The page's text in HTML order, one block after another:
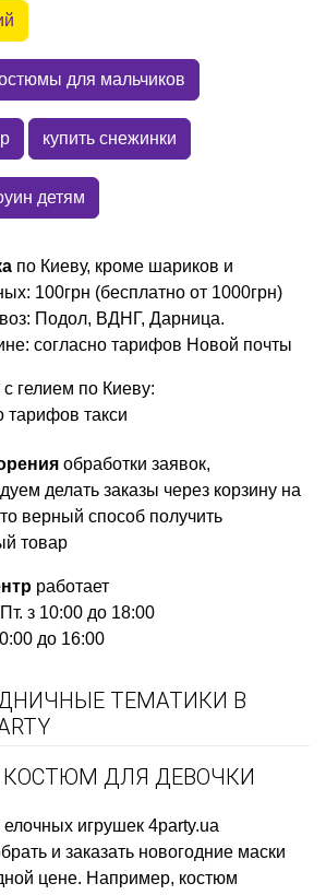
для мальчиков
купить снежинки
детям
по Киеву, кроме шариков и
100грн (бесплатно от 1000грн)
Подол, ВДНГ, Дарница.
согласно тарифов Новой почты
с гелием по Киеву:
тарифов такси
обработки заявок,
делать заказы через корзину на
верный способ получить
товар
работает
з 10:00 до 18:00
до 16:00
ТЕМАТИКИ В
ДЛЯ ДЕВОЧКИ
елочных игрушек 4party.ua
и заказать новогодние маски
цене. Например, костюм